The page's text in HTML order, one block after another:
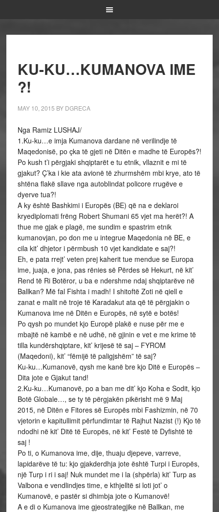
KU-KU…KUMANOVA IME
?!
MAY 10, 2015 BY DGRECA
Nga Ramiz LUSHAJ/
1.Ku-ku…e imja Kumanova dardane në verilindje të
Maqedonisë, po çka të gjeti në Ditën e madhe të Europës?!
Po kush t’i përgjaki shqiptarët e tu etnik, vllaznit e mi të
gjakut? Ç’ka i kie ata avionë të zhurmshëm mbi krye, ato të
shtëna flakë sllave nga autoblindat policore rrugëve e
dyerve tua?!
A ky është Bashkimi i Europës (BE) që na e deklaroi
kryediplomati frëng Robert Shumani 65 vjet ma herët?! A
thue me gjak e plagë, me sundim e spastrim etnik
kumanovjan, po don me u integrue Maqedonia në BE, e
cila kit’ dhjetor i përmbush 10 vjet kandidate e saj?!
Eh, e pata rrejt’ veten prej kaherit tue mendue se Europa
ime, juaja, e jona, pas rënies së Përdes së Hekurt, në kit’
Rend të Ri Botëror, u ba e ndershme ndaj shqiptarëve në
Ballkan? Më fal Fishta i madh! I shitoftë Zoti në qiell e
zanat e malit në troje të Karadakut ata që të përgjakin o
Kumanova ime në Ditën e Europës, në sytë e botës!
Po qysh po mundet kjo Europë plakë e nuse për me e
mbajtë në kambë e në udhë, në gjinin e vet e me krime të
tilla kundërshqiptare, kit’ krijesë të saj – FYROM
(Maqedoni), kit’ “fëmijë të paligjshëm” të saj?
Ku-ku…Kumanovë, qysh me kanë bre kjo Ditë e Europës –
Dita jote e Gjakut tand!
2.Ku-ku…Kumanovë, po a ban me dit’ kjo Koha e Sodit, kjo
Botë Globale…, se ty të përgjakën pikërisht më 9 Maj
2015, në Ditën e Fitores së Europës mbi Fashizmin, në 70
vjetorin e kapitullimit përfundimtar të Rajhut Nazist (!) Kjo të
ndodhi në kit’ Ditë të Europës, në kit’ Festë të Dyfishtë të
saj !
Po ti, o Kumanova ime, dije, thuaju djepeve, varreve,
lapidarëve të tu: kjo gjakderdhja jote është Turpi i Europës,
një Turp i ri i saj! Nuk mundet me i la (shpërla) kit’ Turp as
Valbona e vendlindjes time, e kthjelltë si loti jot’ o
Kumanovë, e pastër si dhimbja jote o Kumanovë!
A e di o Kumanova ime gjeostrategjike në Ballkan, me